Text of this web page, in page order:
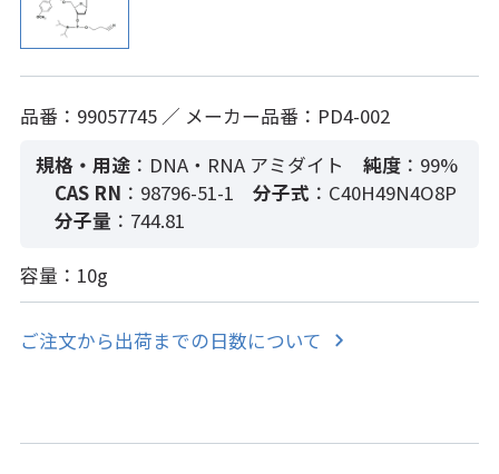
品番：99057745 ／ メーカー品番：PD4-002
規格・用途 ：DNA・RNA アミダイト 純度：99%
CAS RN ：98796-51-1 分子式 ：C40H49N4O8P
分子量 ：744.81
容量：10g
ご注文から出荷までの日数について